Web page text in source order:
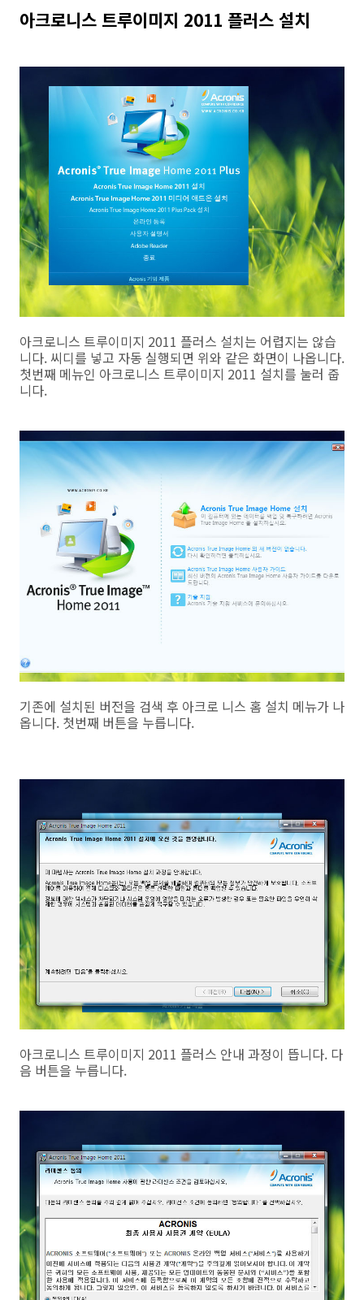
아크로니스 트루이미지 2011 플러스 설치
아크로니스 트루이미지 2011 플러스 설치는 어렵지는 않습
니다. 씨디를 넣고 자동 실행되면 위와 같은 화면이 나옵니다.
첫번째 메뉴인 아크로니스 트루이미지 2011 설치를 눌러 줍
니다.
기존에 설치된 버전을 검색 후 아크로 니스 홈 설치 메뉴가 나
옵니다. 첫번째 버튼을 누릅니다.
아크로니스 트루이미지 2011 플러스 안내 과정이 뜹니다. 다
음 버튼을 누릅니다.